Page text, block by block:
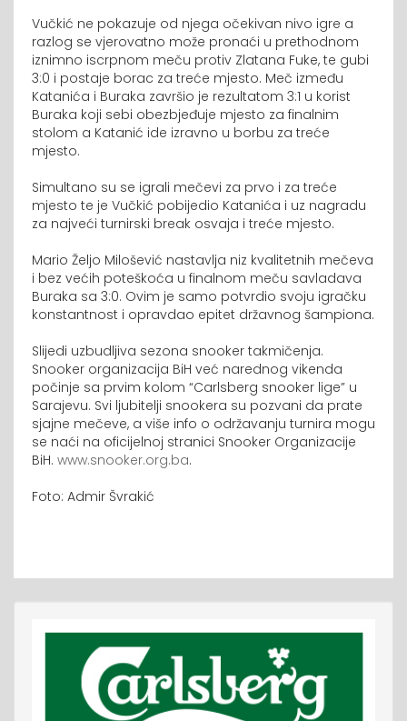
Vučkić ne pokazuje od njega očekivan nivo igre a
razlog se vjerovatno može pronaći u prethodnom
iznimno iscrpnom meču protiv Zlatana Fuke, te gubi
3:0 i postaje borac za treće mjesto. Meč između
Katanića i Buraka završio je rezultatom 3:1 u korist
Buraka koji sebi obezbjeđuje mjesto za finalnim
stolom a Katanić ide izravno u borbu za treće
mjesto.
Simultano su se igrali mečevi za prvo i za treće
mjesto te je Vučkić pobijedio Katanića i uz nagradu
za najveći turnirski break osvaja i treće mjesto.
Mario Željo Milošević nastavlja niz kvalitetnih mečeva
i bez većih poteškoća u finalnom meču savladava
Buraka sa 3:0. Ovim je samo potvrdio svoju igračku
konstantnost i opravdao epitet državnog šampiona.
Slijedi uzbudljiva sezona snooker takmičenja.
Snooker organizacija BiH već narednog vikenda
počinje sa prvim kolom “Carlsberg snooker lige” u
Sarajevu. Svi ljubitelji snookera su pozvani da prate
sjajne mečeve, a više info o održavanju turnira mogu
se naći na oficijelnoj stranici Snooker Organizacije
BiH. www.snooker.org.ba.
Foto: Admir Švrakić